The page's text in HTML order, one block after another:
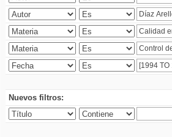
Nuevos filtros: